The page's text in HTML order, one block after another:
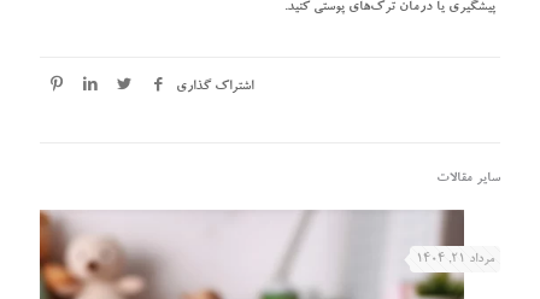
پیشگیری یا درمان ترک‌های پوستی کنید.
اشتراک گذاری
سایر مقالات
مرداد ۲۱, ۱۴۰۴